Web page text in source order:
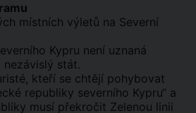
místních výletů na Severní
Kypru není uznaná
nezávislý stát.
kteří se chtějí pohybovat
republiky severního Kypru“ a
musí překročit Zelenou linii